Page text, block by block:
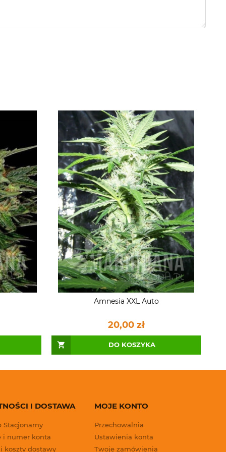
Amnesia XXL Auto
20,00 zł
DO KOSZYKA
I DOSTAWA
Stacjonarny
i numer konta
i koszty dostawy
MOJE KONTO
Przechowalnia
Ustawienia konta
Twoje zamówienia